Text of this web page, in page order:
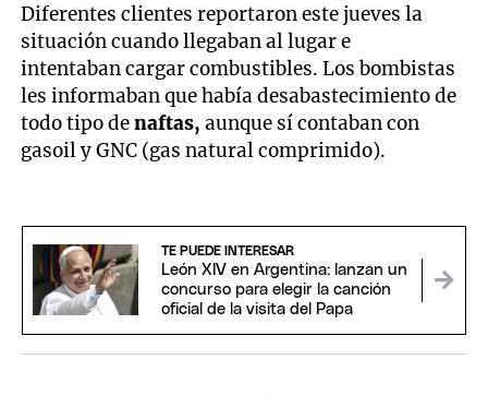
Diferentes clientes reportaron este jueves la
situación cuando llegaban al lugar e
intentaban cargar combustibles. Los bombistas
les informaban que había desabastecimiento de
todo tipo denaftas, aunque sí contaban con
gasoil y GNC (gas natural comprimido).
TE PUEDE INTERESAR
León XIV en Argentina: lanzan un
concurso para elegir la canción
oficial de la visita del Papa